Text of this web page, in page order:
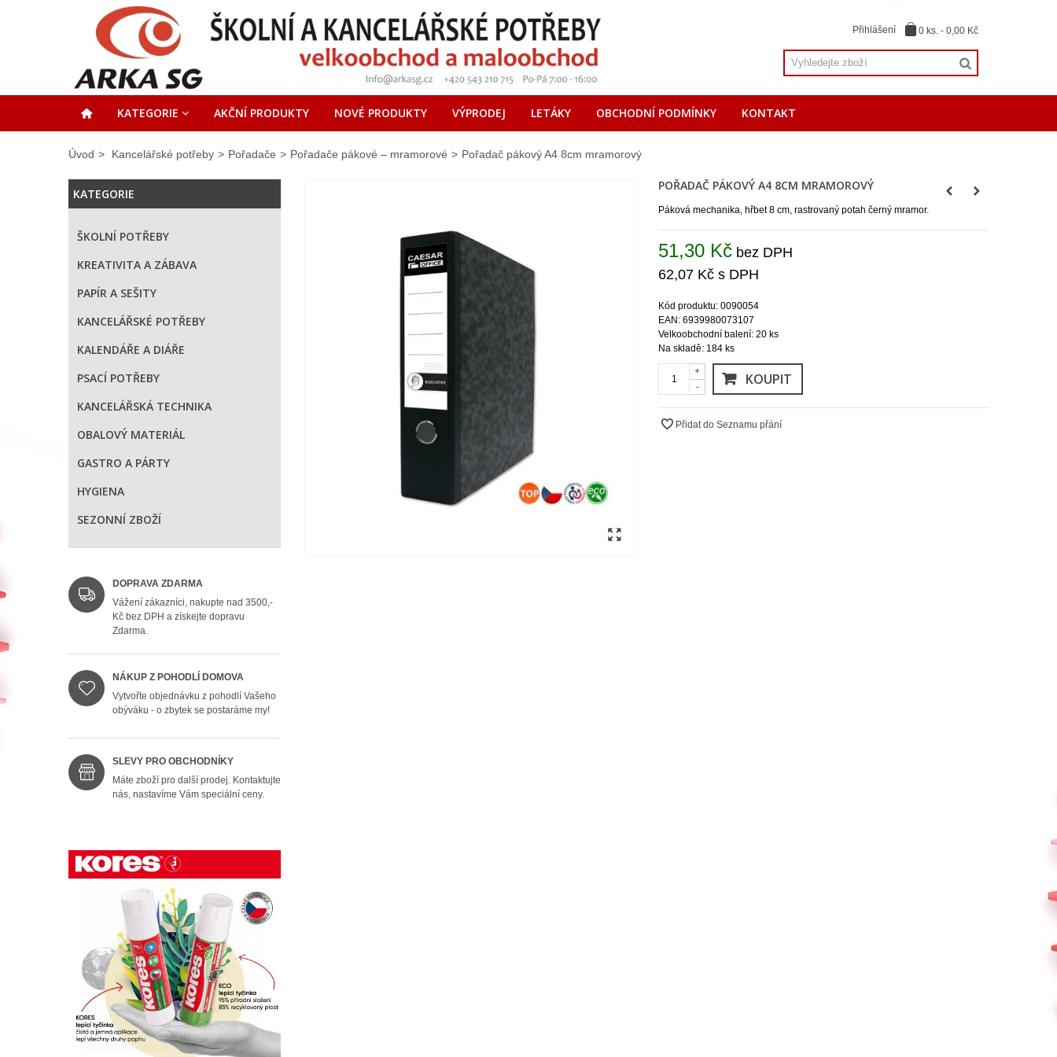
0 ks. - 0,00 Kč
Přihlášení
KATEGORIE AKČNÍ PRODUKTY NOVÉ PRODUKTY VÝPRODEJ LETÁKY OBCHODNÍ PODMÍNKY KONTAKT
Úvod > Kancelářské potřeby > Pořadače > Pořadače pákové – mramorové > Pořadač pákový A4 8cm mramorový
KATEGORIE
ŠKOLNÍ POTŘEBY
KREATIVITA A ZÁBAVA
PAPÍR A SEŠITY
KANCELÁŘSKÉ POTŘEBY
KALENDÁŘE A DIÁŘE
PSACÍ POTŘEBY
KANCELÁŘSKÁ TECHNIKA
OBALOVÝ MATERIÁL
GASTRO A PÁRTY
HYGIENA
SEZONNÍ ZBOŽÍ
DOPRAVA ZDARMA
Vážení zákazníci, nakupte nad 3500,-
Kč bez DPH a získejte dopravu
Zdarma.
NÁKUP Z POHODLÍ DOMOVA
Vytvořte objednávku z pohodlí Vašeho
obýváku - o zbytek se postaráme my!
SLEVY PRO OBCHODNÍKY
Máte zboží pro další prodej. Kontaktujte
nás, nastavíme Vám speciální ceny.
POŘADAČ PÁKOVÝ A4 8CM MRAMOROVÝ
Páková mechanika, hřbet 8 cm, rastrovaný potah černý mramor.
51,30 Kč bez DPH
62,07 Kč s DPH
Kód produktu: 0090054
EAN: 6939980073107
Velkoobchodní balení: 20 ks
Na skladě: 184 ks
-
+ KOUPIT
Přidat do Seznamu přání